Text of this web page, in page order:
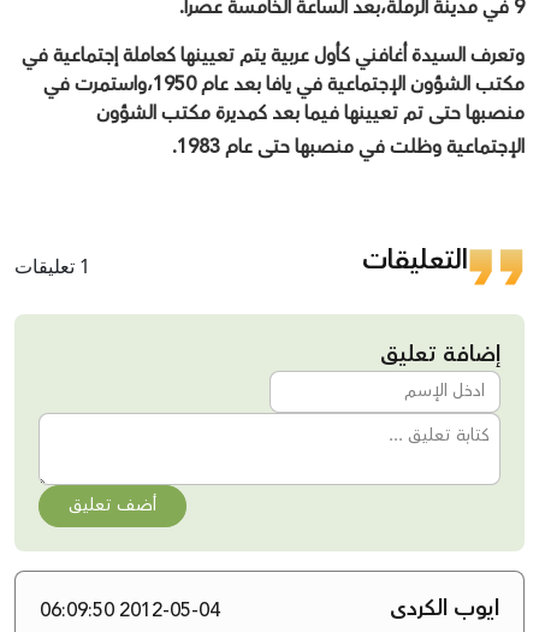
9 في مدينة الرملة،بعد الساعة الخامسة عصرا.
وتعرف السيدة أغافني كأول عربية يتم تعيينها كعاملة إجتماعية في
مكتب الشؤون الإجتماعية في يافا بعد عام 1950،واستمرت في
منصبها حتى تم تعيينها فيما بعد كمديرة مكتب الشؤون
الإجتماعية وظلت في منصبها حتى عام 1983.
التعليقات 1 تعليقات
إضافة تعليق
أضف تعليق
ايوب الكردى 2012-05-04 06:09:50